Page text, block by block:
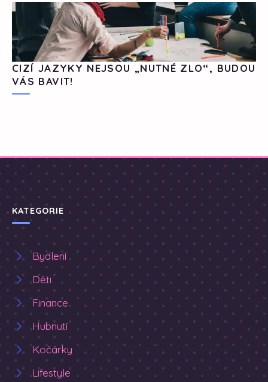
CIZÍ JAZYKY NEJSOU „NUTNÉ ZLO“, BUDOU
VÁS BAVIT!
KATEGORIE
Bydlení
Děti
Finance
Hubnutí
Kočárky
Lifestyle